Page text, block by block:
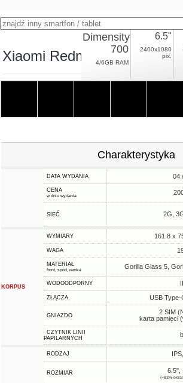
Xiaomi Redmi Note 10 5G
Dimensity
700
4/6GB RAM
6.5"
2400x1080
pix.
Charakterystyka
DATA WYDANIA 04
CENA
w dniu wydania
SIEĆ 2G,
KORPUS
WYMIARY 161.8 x
WAGA
MATERIAŁ
front, spód, ramka Gorilla Glass 5,
WODOODPORNY
ZŁĄCZA USB
GNIAZDO
2 SIM
karta pamięci
CZYTNIK LINII
PAPILARNYCH
RODZAJ
ROZMIAR 6.5",
(~83%